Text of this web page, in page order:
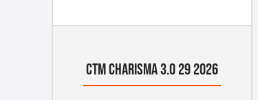
CTM CHARISMA 3.0 29 2026